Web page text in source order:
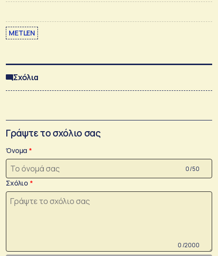
METLEN
Σχόλια
Γράψτε το σχόλιο σας
Όνομα
0 /50
Σχόλιο
0 /2000